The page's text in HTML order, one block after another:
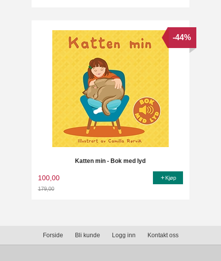
Katten min - Bok med lyd
100,00
179,00
-44%
Kjøp
Forside Bli kunde Logg inn Kontakt oss